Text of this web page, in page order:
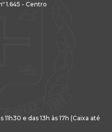
1.645 - Centro
e das 13h às 17h (Caixa até